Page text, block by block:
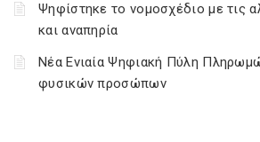
Ψηφίστηκε το νομοσχέδιο με τις
και αναπηρία
Νέα Ενιαία Ψηφιακή Πύλη
φυσικών προσώπων